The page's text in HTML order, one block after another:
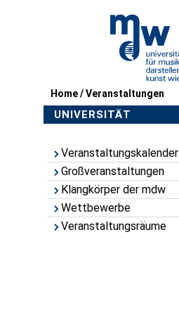
Home/Veranstaltungen
UNIVERSITÄT
Veranstaltungskalender
Großveranstaltungen
Klangkörper der mdw
Wettbewerbe
Veranstaltungsräume